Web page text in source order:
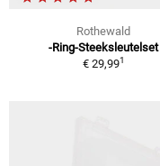
Rothewald
-Ring-Steeksleutelset
€ 29,991